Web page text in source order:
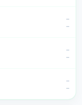
–
–
–
–
–
–